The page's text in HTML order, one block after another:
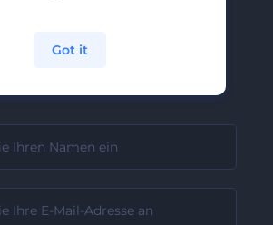
anmelden
den Ersten, die unsere
und Angebote
Got it